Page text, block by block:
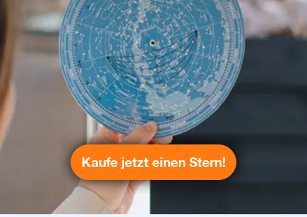
Kaufe jetzt einen Stern!